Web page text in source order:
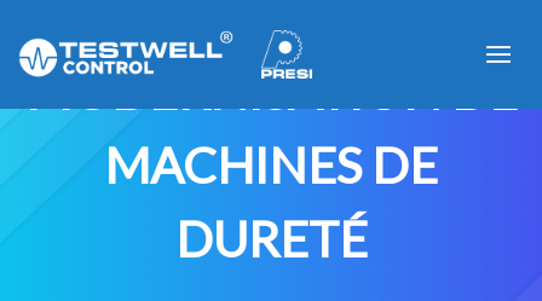
MODERNISATION DE
MACHINES DE
DURETÉ